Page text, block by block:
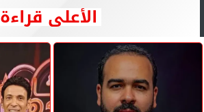
الأعلى قراءة